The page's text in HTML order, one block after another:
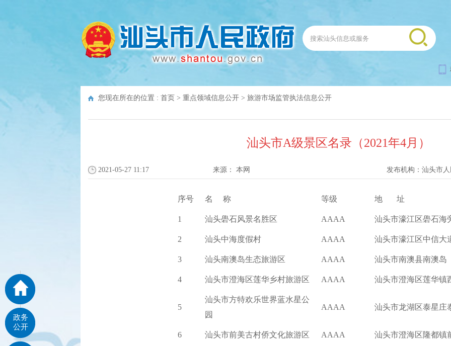
您现在所在的位置 : 首页 > 重点领域信息公开 > 旅游市场监管执法信息公开
汕头市A级景区名录（2021年4月）
2021-05-27 11:17 来源： 本网 发布机构： 汕头市
序号 名     称 等级 地       址
1 汕头礐石风景名胜区 AAAA 汕头市濠江区礐石海
2 汕头中海度假村 AAAA 汕头市濠江区中信大
3 汕头南澳岛生态旅游区 AAAA 汕头市南澳县南澳岛
4 汕头市澄海区莲华乡村旅游区 AAAA 汕头市澄海区莲华镇
5
汕头市方特欢乐世界蓝水星公
园
AAAA 汕头市龙湖区泰星庄
6 汕头市前美古村侨文化旅游区 AAAA 汕头市澄海区隆都镇
政务
公开